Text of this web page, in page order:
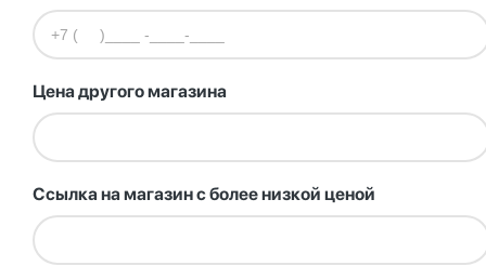
Цена другого магазина
Ссылка на магазин с более низкой ценой